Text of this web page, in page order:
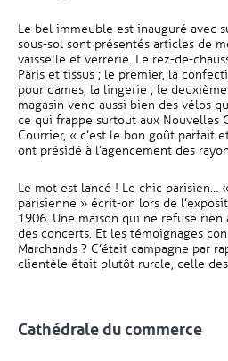
Le bel immeuble est inauguré avec
sous-sol sont présentés articles de
vaisselle et verrerie. Le rez-de-
Paris et tissus ; le premier, la
pour dames, la lingerie ; le
magasin vend aussi bien des vélos
ce qui frappe surtout aux Nouvelles
Courrier, « c’est le bon goût parfait
ont présidé à l’agencement des
Le mot est lancé ! Le chic parisien…
parisienne » écrit-on lors de
1906. Une maison qui ne refuse rien
des concerts. Et les témoignages
Marchands ? C’était campagne par
clientèle était plutôt rurale, celle
Cathédrale du commerce